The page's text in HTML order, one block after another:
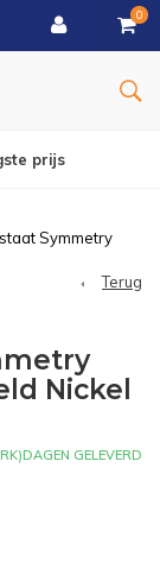
0
Symmetry
Terug
Nickel
GELEVERD